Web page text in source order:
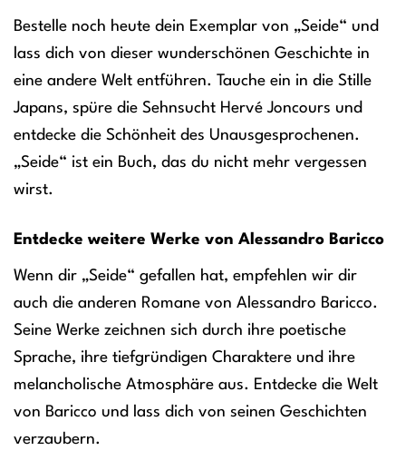
Bestelle noch heute dein Exemplar von „Seide“ und
lass dich von dieser wunderschönen Geschichte in
eine andere Welt entführen. Tauche ein in die Stille
Japans, spüre die Sehnsucht Hervé Joncours und
entdecke die Schönheit des Unausgesprochenen.
„Seide“ ist ein Buch, das du nicht mehr vergessen
wirst.
Entdecke weitere Werke von Alessandro Baricco
Wenn dir „Seide“ gefallen hat, empfehlen wir dir
auch die anderen Romane von Alessandro Baricco.
Seine Werke zeichnen sich durch ihre poetische
Sprache, ihre tiefgründigen Charaktere und ihre
melancholische Atmosphäre aus. Entdecke die Welt
von Baricco und lass dich von seinen Geschichten
verzaubern.